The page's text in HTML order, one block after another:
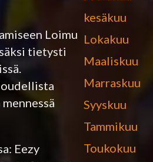
Loimu
tietysti
Eezy
kesäkuu
Lokakuu
Maaliskuu
Marraskuu
Syyskuu
Tammikuu
Toukokuu